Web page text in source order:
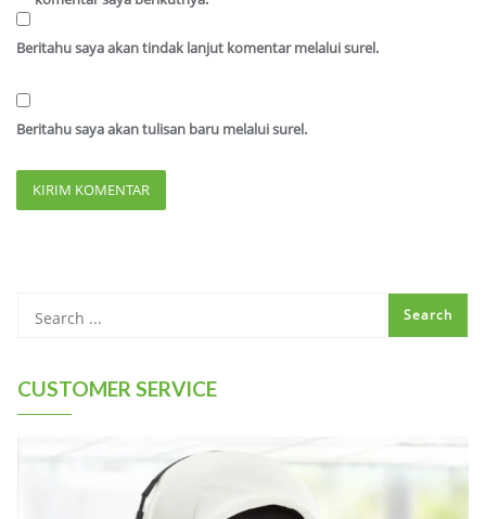
Beritahu saya akan tindak lanjut komentar melalui surel.
Beritahu saya akan tulisan baru melalui surel.
CUSTOMER SERVICE